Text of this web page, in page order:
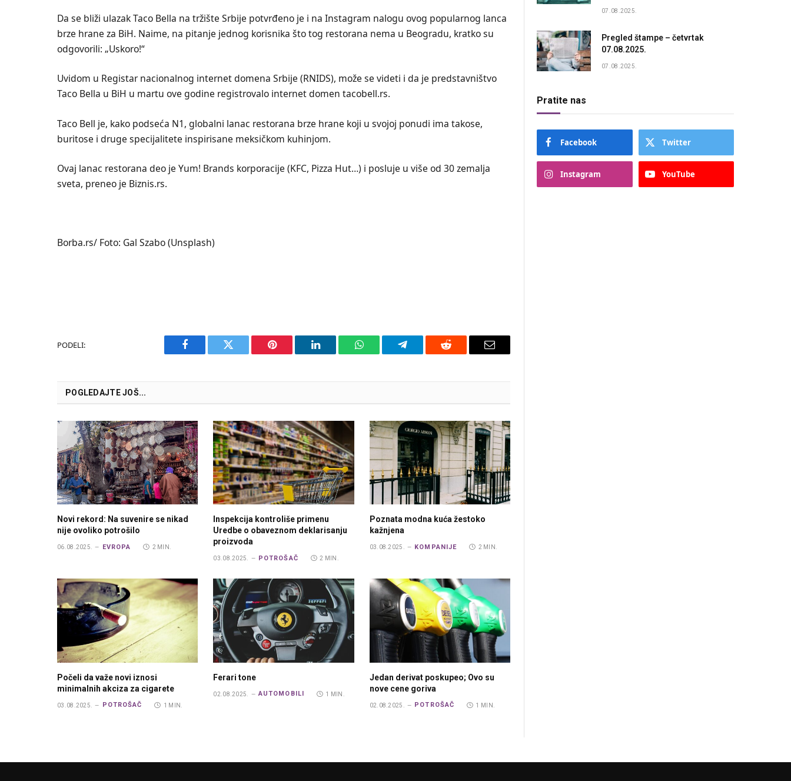
Da se bliži ulazak Taco Bella na tržište Srbije potvrđeno je i na Instagram nalogu ovog popularnog lanca
brze hrane za BiH. Naime, na pitanje jednog korisnika što tog restorana nema u Beogradu, kratko su
odgovorili: „Uskoro!“
Uvidom u Registar nacionalnog internet domena Srbije (RNIDS), može se videti i da je predstavništvo
Taco Bella u BiH u martu ove godine registrovalo internet domen tacobell.rs.
Taco Bell je, kako podseća N1, globalni lanac restorana brze hrane koji u svojoj ponudi ima takose,
buritose i druge specijalitete inspirisane meksičkom kuhinjom.
Ovaj lanac restorana deo je Yum! Brands korporacije (KFC, Pizza Hut…) i posluje u više od 30 zemalja
sveta, preneo je Biznis.rs.
Borba.rs/ Foto: Gal Szabo (Unsplash)
PODELI:
Facebook Twitter Pinterest LinkedIn WhatsAppTelegram Reddit Email
POGLEDAJTE JOŠ...
Novi rekord: Na suvenire se nikad
nije ovoliko potrošilo
06.08.2025. EVROPA 2 MIN.
Inspekcija kontroliše primenu
Uredbe o obaveznom deklarisanju
proizvoda
03.08.2025. POTROŠAČ 2 MIN.
Poznata modna kuća žestoko
kažnjena
03.08.2025. KOMPANIJE 2 MIN.
Počeli da važe novi iznosi
minimalnih akciza za cigarete
03.08.2025. POTROŠAČ 1 MIN.
Ferari tone
02.08.2025. AUTOMOBILI 1 MIN.
Jedan derivat poskupeo; Ovo su
nove cene goriva
02.08.2025. POTROŠAČ 1 MIN.
07.08.2025.
Pregled štampe – četvrtak
07.08.2025.
07.08.2025.
Pratite nas
Facebook Twitter
Instagram YouTube